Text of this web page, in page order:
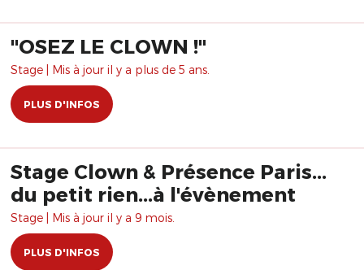
"OSEZ LE CLOWN !"
Stage | Mis à jour il y a plus de 5 ans.
PLUS D'INFOS
Stage Clown & Présence Paris...
du petit rien...à l'évènement
Stage | Mis à jour il y a 9 mois.
PLUS D'INFOS